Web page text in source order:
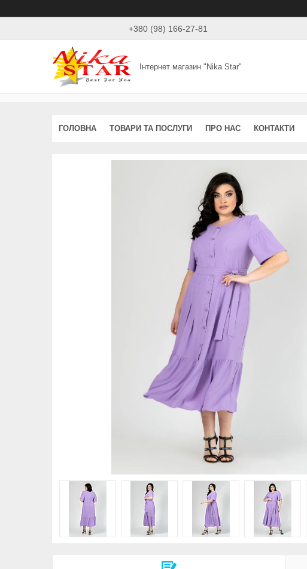
+380 (98) 166-27-81
Інтернет магазин "Nika Star"
ГОЛОВНА ТОВАРИ ТА ПОСЛУГИ ПРО НАС КОНТАКТИ